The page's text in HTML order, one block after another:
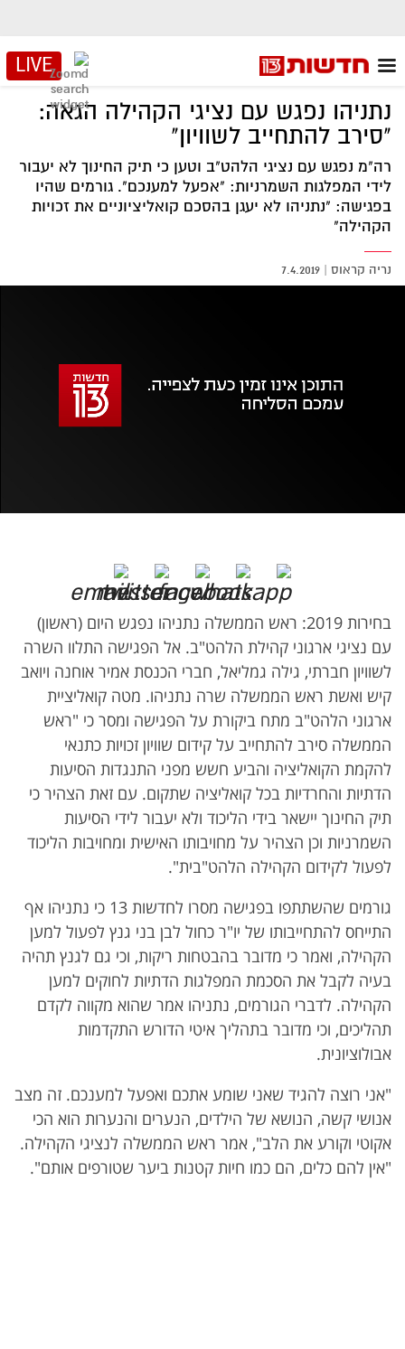
LIVE
נתניהו נפגש עם נציגי הקהילה הגאה:
"סירב להתחייב לשוויון"
רה"מ נפגש עם נציגי הלהט"ב וטען כי תיק החינוך לא יעבור
לידי המפלגות השמרניות: "אפעל למענכם". גורמים שהיו
בפגישה: "נתניהו לא יעגן בהסכם קואליציוניים את זכויות
הקהילה"
נריה קראוס |
7.4.2019
בחירות 2019: ראש הממשלה נתניהו נפגש היום (ראשון)
עם נציגי ארגוני קהילת הלהט"ב. אל הפגישה התלוו השרה
לשוויון חברתי, גילה גמליאל, חברי הכנסת אמיר אוחנה ויואב
קיש ואשת ראש הממשלה שרה נתניהו. מטה קואליציית
ארגוני הלהט"ב מתח ביקורת על הפגישה ומסר כי "ראש
הממשלה סירב להתחייב על קידום שוויון זכויות כתנאי
להקמת הקואליציה והביע חשש מפני התנגדות הסיעות
הדתיות והחרדיות בכל קואליציה שתקום. עם זאת הצהיר כי
תיק החינוך יישאר בידי הליכוד ולא יעבור לידי הסיעות
השמרניות וכן הצהיר על מחויבותו האישית ומחויבות הליכוד
לפעול לקידום הקהילה הלהט"בית".
גורמים שהשתתפו בפגישה מסרו לחדשות 13 כי נתניהו אף
התייחס להתחייבותו של יו"ר כחול לבן בני גנץ לפעול למען
הקהילה, ואמר כי מדובר בהבטחות ריקות, וכי גם לגנץ תהיה
בעיה לקבל את הסכמת המפלגות הדתיות לחוקים למען
הקהילה. לדברי הגורמים, נתניהו אמר שהוא מקווה לקדם
תהליכים, וכי מדובר בתהליך איטי הדורש התקדמות
אבולוציונית.
"אני רוצה להגיד שאני שומע אתכם ואפעל למענכם. זה מצב
אנושי קשה, הנושא של הילדים, הנערים והנערות הוא הכי
אקוטי וקורע את הלב", אמר ראש הממשלה לנציגי הקהילה.
"אין להם כלים, הם כמו חיות קטנות ביער שטורפים אותם".